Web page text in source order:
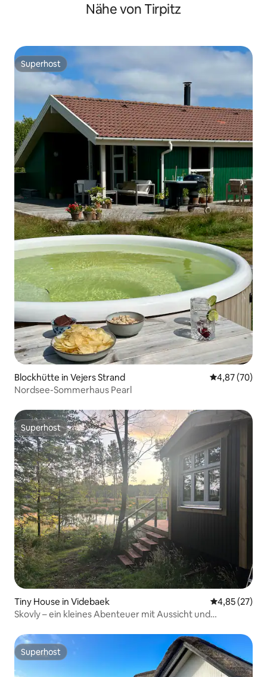
Nähe von Tirpitz
Superhost
Superhost
Blockhütte in Vejers Strand
4,87 (70)
Nordsee-Sommerhaus Pearl
Superhost
Superhost
Tiny House in Videbaek
4,85 (27)
Skovly – ein kleines Abenteuer mit Aussicht und
Superhost
Superhost